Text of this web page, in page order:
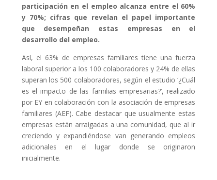
participación en el empleo alcanza entre el 60%
y 70%; cifras que revelan el papel importante
que desempeñan estas empresas en el
desarrollo del empleo.
Así, el 63% de empresas familiares tiene una fuerza
laboral superior a los 100 colaboradores y 24% de ellas
superan los 500 colaboradores, según el estudio ‘¿Cuál
es el impacto de las familias empresarias?’, realizado
por EY en colaboración con la asociación de empresas
familiares (AEF). Cabe destacar que usualmente estas
empresas están arraigadas a una comunidad, que al ir
creciendo y expandiéndose van generando empleos
adicionales en el lugar donde se originaron
inicialmente.